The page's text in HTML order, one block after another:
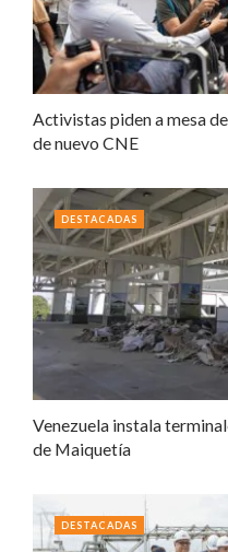
Activistas piden a mesa
de nuevo CNE
Venezuela instala
de Maiquetía
DESTACADAS
DESTACADAS